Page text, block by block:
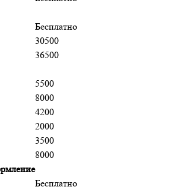
Бесплатно
30500
36500
5500
8000
4200
2000
3500
8000
Бесплатно